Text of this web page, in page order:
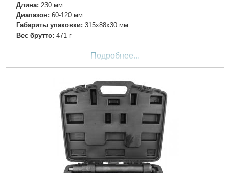
Длина: 230 мм
Диапазон: 60-120 мм
Габариты упаковки: 315x88x30 мм
Вес брутто: 471 г
Подробнее...